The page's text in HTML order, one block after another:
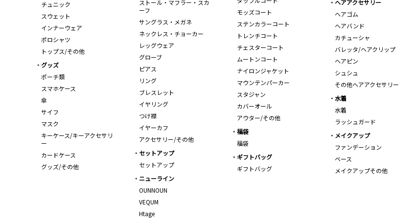
チュニック
スウェット
インナーウェア
ポロシャツ
トップス/その他
モッズコート
ステンカラーコート
トレンチコート
チェスターコート
ムートンコート
ナイロンジャケット
マウンテンパーカー
スタジャン
カバーオール
アウター/その他
ストール・マフラー・スカ
ーフ
サングラス・メガネ
ネックレス・チョーカー
レッグウェア
グローブ
ピアス
リング
ブレスレット
イヤリング
つけ襟
イヤーカフ
アクセサリー/その他
ヘアアクセサリー
ヘアゴム
ヘアバンド
カチューシャ
バレッタ/ヘアクリップ
ヘアピン
シュシュ
その他ヘアアクセサリー
グッズ
ポーチ類
スマホケース
傘
サイフ
マスク
キーケース/キーアクセサリ
ー
カードケース
グッズ/その他
水着
水着
ラッシュガード
福袋
福袋
メイクアップ
ファンデーション
ベース
メイクアップその他
セットアップ
セットアップ
ギフトバッグ
ギフトバッグ
ニューライン
OUNNOUN
VEQUM
Htage